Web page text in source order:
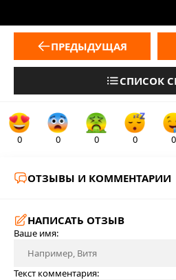
ПРЕДЫДУЩАЯ
СПИСОК
0 0 0 0 0
ОТЗЫВЫ И КОММЕНТАРИИ
НАПИСАТЬ ОТЗЫВ
Ваше имя:
Текст комментария: